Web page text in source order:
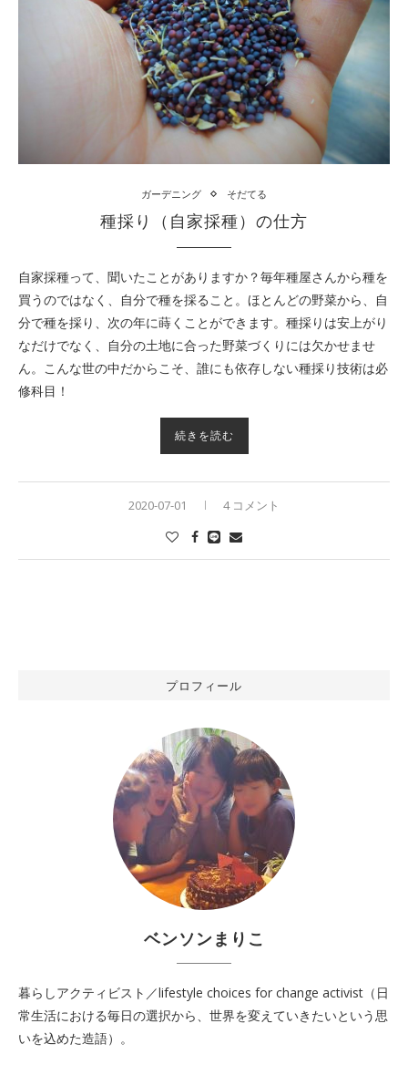
ガーデニング そだてる
種採り（自家採種）の仕方
自家採種って、聞いたことがありますか？毎年種屋さんから種を
買うのではなく、自分で種を採ること。ほとんどの野菜から、自
分で種を採り、次の年に蒔くことができます。種採りは安上がり
なだけでなく、自分の土地に合った野菜づくりには欠かせませ
ん。こんな世の中だからこそ、誰にも依存しない種採り技術は必
修科目！
続きを読む
2020-07-01 4 コメント
プロフィール
ベンソンまりこ
暮らしアクティビスト／lifestyle choices for change activist（日
常生活における毎日の選択から、世界を変えていきたいという思
いを込めた造語）。